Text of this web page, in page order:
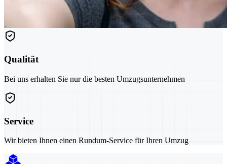
Qualität
Bei uns erhalten Sie nur die besten Umzugsunternehmen
Service
Wir bieten Ihnen einen Rundum-Service für Ihren Umzug